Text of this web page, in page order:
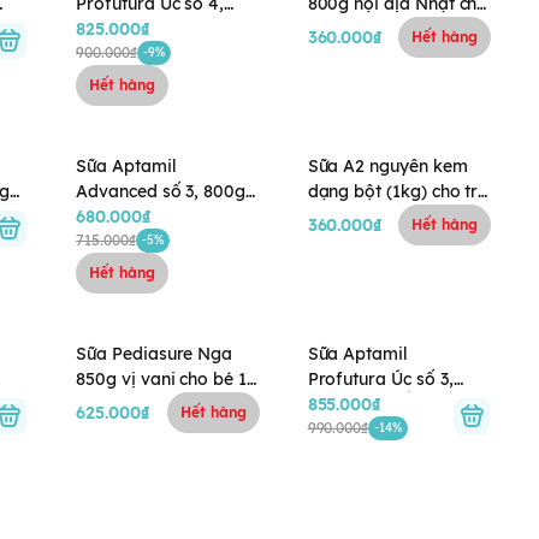
900g tem Bắc Nam
(cho bé trên 3 tuổi)
825.000₫
900.000₫ -9%
Hết hàng
bé 1Y-3Y (mẫu mới)
360.000₫ Hết hàng
6
Sữa Aptamil
Advanced số 3, 800g
của Anh cho trẻ từ 1
tuổi trở lên
680.000₫
715.000₫ -5%
Hết hàng
Sữa A2 nguyên kem
dạng bột (1kg) cho trẻ
em (trên 1 tuổi) và
360.000₫ Hết hàng
Sữa Pediasure Nga
850g vị vani cho bé 1-
10 tuổi
625.000₫ Hết hàng
Sữa Aptamil
Profutura Úc số 3,
900g tem BẮC NAM
(cho bé 12-36 tháng)
855.000₫
990.000₫ -14%